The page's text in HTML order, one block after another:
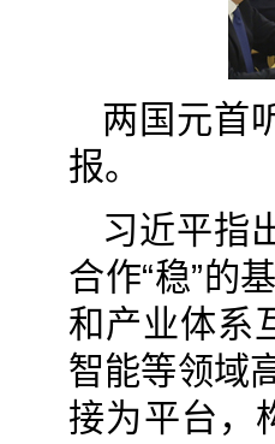
两国元首
报。
习近平指
合作“稳”的
和产业体系
智能等领域
接为平台，